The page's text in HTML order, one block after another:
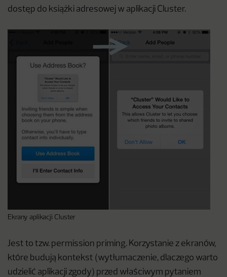
dostęp do książki adresowej w aplikacji Cluster.
Ekrany aplikacji Cluster
Jest to tzw. permission priming. Korzystanie z ekranów,
które budują kontekst (wytłumaczenie, dlaczego warto
udzielić aplikacji zgody) przed właściwym pytaniem